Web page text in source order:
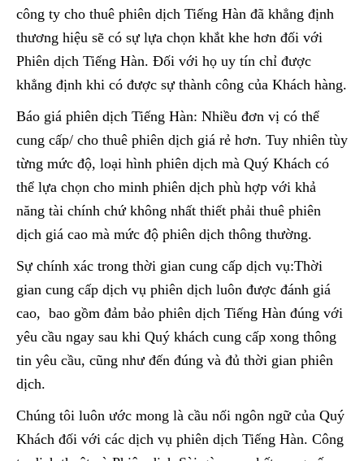
công ty cho thuê phiên dịch Tiếng Hàn đã khẳng định
thương hiệu sẽ có sự lựa chọn khắt khe hơn đối với
Phiên dịch Tiếng Hàn. Đối với họ uy tín chỉ được
khẳng định khi có được sự thành công của Khách hàng.
Báo giá phiên dịch Tiếng Hàn: Nhiều đơn vị có thể
cung cấp/ cho thuê phiên dịch giá rẻ hơn. Tuy nhiên tùy
từng mức độ, loại hình phiên dịch mà Quý Khách có
thể lựa chọn cho minh phiên dịch phù hợp với khả
năng tài chính chứ không nhất thiết phải thuê phiên
dịch giá cao mà mức độ phiên dịch thông thường.
Sự chính xác trong thời gian cung cấp dịch vụ:Thời
gian cung cấp dịch vụ phiên dịch luôn được đánh giá
cao, bao gồm đảm bảo phiên dịch Tiếng Hàn đúng với
yêu cầu ngay sau khi Quý khách cung cấp xong thông
tin yêu cầu, cũng như đến đúng và đủ thời gian phiên
dịch.
Chúng tôi luôn ước mong là cầu nối ngôn ngữ của Quý
Khách đối với các dịch vụ phiên dịch Tiếng Hàn. Công